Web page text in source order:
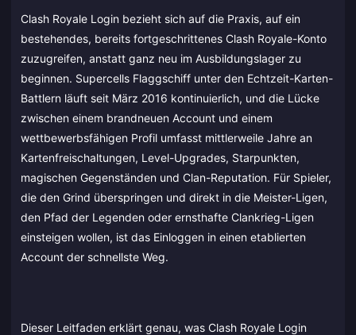
Clash Royale Login bezieht sich auf die Praxis, auf ein
bestehendes, bereits fortgeschrittenes Clash Royale-Konto
zuzugreifen, anstatt ganz neu im Ausbildungslager zu
beginnen. Supercells Flaggschiff unter den Echtzeit-Karten-
Battlern läuft seit März 2016 kontinuierlich, und die Lücke
zwischen einem brandneuen Account und einem
wettbewerbsfähigen Profil umfasst mittlerweile Jahre an
Kartenfreischaltungen, Level-Upgrades, Starpunkten,
magischen Gegenständen und Clan-Reputation. Für Spieler,
die den Grind überspringen und direkt in die Meister-Ligen,
den Pfad der Legenden oder ernsthafte Clankrieg-Ligen
einsteigen wollen, ist das Einloggen in einen etablierten
Account der schnellste Weg.
Dieser Leitfaden erklärt genau, was Clash Royale Login